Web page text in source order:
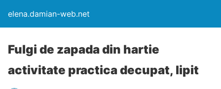
elena.damian-web.net
Fulgi de zapada din hartie
activitate practica decupat, lipit